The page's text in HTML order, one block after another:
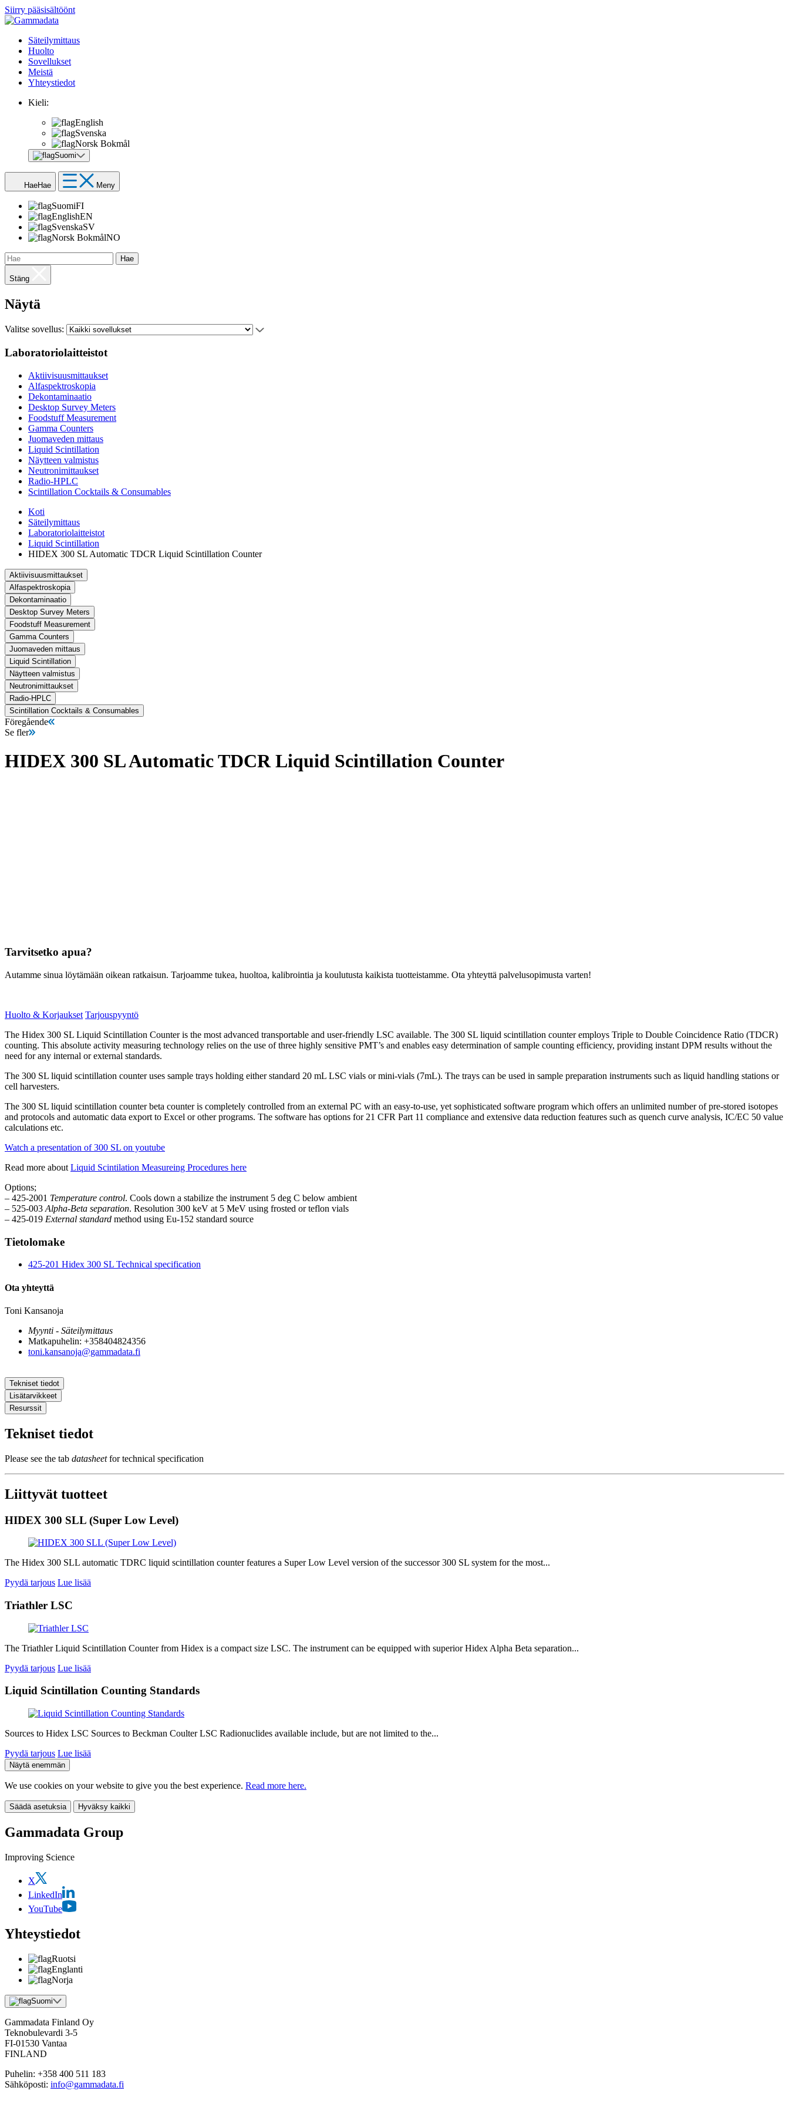
Siirry pääsisältöönt
Säteilymittaus
Huolto
Sovellukset
Meistä
Yhteystiedot
Kieli:
English
Svenska
Norsk Bokmål
Suomi
HaeHae Meny
SuomiFI
EnglishEN
SvenskaSV
Norsk BokmålNO
Hae
Stäng
Näytä
Valitse sovellus:
Laboratoriolaitteistot
Aktiivisuusmittaukset
Alfaspektroskopia
Dekontaminaatio
Desktop Survey Meters
Foodstuff Measurement
Gamma Counters
Juomaveden mittaus
Liquid Scintillation
Näytteen valmistus
Neutronimittaukset
Radio-HPLC
Scintillation Cocktails & Consumables
Koti
Säteilymittaus
Laboratoriolaitteistot
Liquid Scintillation
HIDEX 300 SL Automatic TDCR Liquid Scintillation Counter
Aktiivisuusmittaukset
Alfaspektroskopia
Dekontaminaatio
Desktop Survey Meters
Foodstuff Measurement
Gamma Counters
Juomaveden mittaus
Liquid Scintillation
Näytteen valmistus
Neutronimittaukset
Radio-HPLC
Scintillation Cocktails & Consumables
Föregående
Se fler
HIDEX 300 SL Automatic TDCR Liquid Scintillation Counter
Tarvitsetko apua?
Autamme sinua löytämään oikean ratkaisun. Tarjoamme tukea, huoltoa, kalibrointia ja koulutusta kaikista tuotteistamme. Ota yhteyttä palvelusopimusta varten!
Huolto & Korjaukset Tarjouspyyntö
The Hidex 300 SL Liquid Scintillation Counter is the most advanced transportable and user-friendly LSC available. The 300 SL liquid scintillation counter employs Triple to Double Coincidence Ratio (TDCR)
counting. This absolute activity measuring technology relies on the use of three highly sensitive PMT’s and enables easy determination of sample counting efficiency, providing instant DPM results without the
need for any internal or external standards.
The 300 SL liquid scintillation counter uses sample trays holding either standard 20 mL LSC vials or mini-vials (7mL). The trays can be used in sample preparation instruments such as liquid handling stations or
cell harvesters.
The 300 SL liquid scintillation counter beta counter is completely controlled from an external PC with an easy-to-use, yet sophisticated software program which offers an unlimited number of pre-stored isotopes
and protocols and automatic data export to Excel or other programs. The software has options for 21 CFR Part 11 compliance and extensive data reduction features such as quench curve analysis, IC/EC 50 value
calculations etc.
Watch a presentation of 300 SL on youtube
Read more about Liquid Scintilation Measureing Procedures here
Options;
– 425-2001 Temperature control. Cools down a stabilize the instrument 5 deg C below ambient
– 525-003 Alpha-Beta separation. Resolution 300 keV at 5 MeV using frosted or teflon vials
– 425-019 External standard method using Eu-152 standard source
Tietolomake
425-201 Hidex 300 SL Technical specification
Ota yhteyttä
Toni Kansanoja
Myynti - Säteilymittaus
Matkapuhelin: +358404824356
toni.kansanoja@gammadata.fi
Tekniset tiedot
Lisätarvikkeet
Resurssit
Tekniset tiedot
Please see the tab datasheetfor technical specification
Liittyvät tuotteet
HIDEX 300 SLL (Super Low Level)
The Hidex 300 SLL automatic TDRC liquid scintillation counter features a Super Low Level version of the successor 300 SL system for the most...
Pyydä tarjous Lue lisää
Triathler LSC
The Triathler Liquid Scintillation Counter from Hidex is a compact size LSC. The instrument can be equipped with superior Hidex Alpha Beta separation...
Pyydä tarjous Lue lisää
Liquid Scintillation Counting Standards
Sources to Hidex LSC Sources to Beckman Coulter LSC Radionuclides available include, but are not limited to the...
Pyydä tarjous Lue lisää
Näytä enemmän
We use cookies on your website to give you the best experience. Read more here.
Säädä asetuksia Hyväksy kaikki
Gammadata Group
Improving Science
X
LinkedIn
YouTube
Yhteystiedot
Ruotsi
Englanti
Norja
Suomi
Gammadata Finland Oy
Teknobulevardi 3-5
FI-01530 Vantaa
FINLAND
Puhelin: +358 400 511 183
Sähköposti: info@gammadata.fi